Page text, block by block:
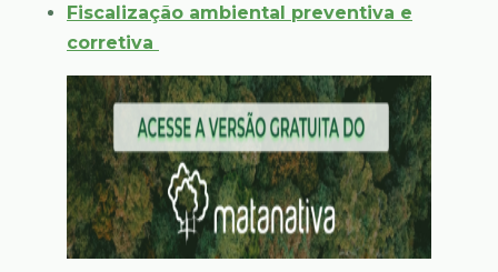
Fiscalização ambiental preventiva e
corretiva